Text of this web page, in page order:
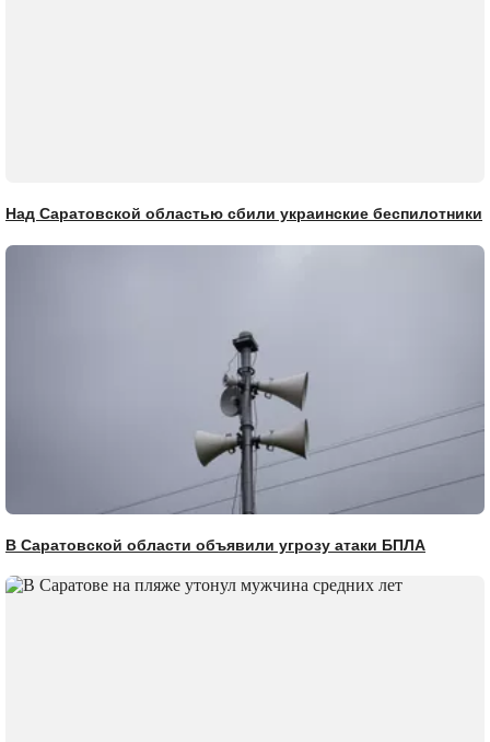
Над Саратовской областью сбили украинские беспилотники
В Саратовской области объявили угрозу атаки БПЛА